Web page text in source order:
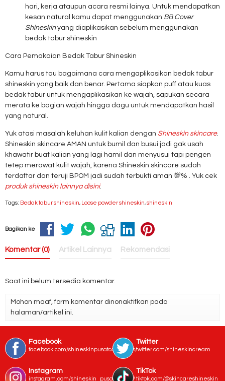
hari, kerja ataupun acara resmi lainya. Untuk mendapatkan
kesan natural kamu dapat menggunakan BB Cover
Shineskinyang diaplikasikan sebelum menggunakan
bedak tabur shineskin
Cara Pemakaian Bedak Tabur Shineskin
Kamu harus tau bagaimana cara mengaplikasikan bedak tabur
shineskin yang baik dan benar. Pertama siapkan puff atau kuas
bedak tabur untuk mengaplikasikan ke wajah, sapukan secara
merata ke bagian wajah hingga dagu untuk mendapatkan hasil
yang natural.
Yuk atasi masalah keluhan kulit kalian dengan Shineskin skincare.
Shineskin skincare AMAN untuk bumil dan busui jadi gak usah
khawatir buat kalian yang lagi hamil dan menyusui tapi pengen
tetep merawat kulit wajah, karena Shineskin skincare sudah
terdaftar dan teruji BPOM jadi sudah terbukti aman 💯% . Yuk cek
produk shineskin lainnya disini.
Tags: Bedak tabur shineskin, Loose powder shineskin,shineskin
Bagikan ke
Komentar (0) Artikel Lainnya Rekomendasi
Saat ini belum tersedia komentar.
Mohon maaf, form komentar dinonaktifkan pada
halaman/artikel ini.
Facebook
facebook.com/shineskinpusatcosmetics/
Twitter
twitter.com/shineskincream
Instagram
instagram.com/shineskin_pusat_bogor/
TikTok
tiktok.com/@skincareshineskin